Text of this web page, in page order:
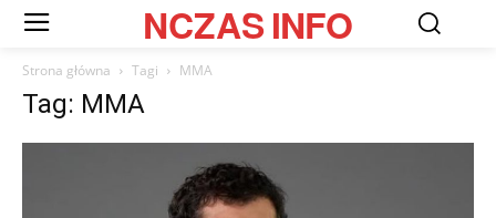
NCZASINFO
Strona główna Tagi MMA
Tag: MMA